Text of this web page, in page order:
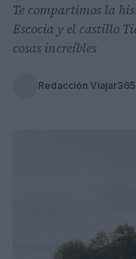
Te compartimos la
Escocia y el castillo
cosas increíbles
Redacción